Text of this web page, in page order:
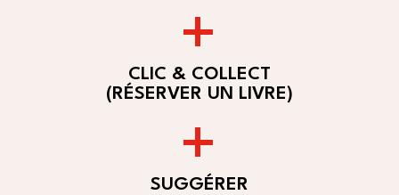
+
CLIC & COLLECT
(RÉSERVER UN LIVRE)
+
SUGGÉRER